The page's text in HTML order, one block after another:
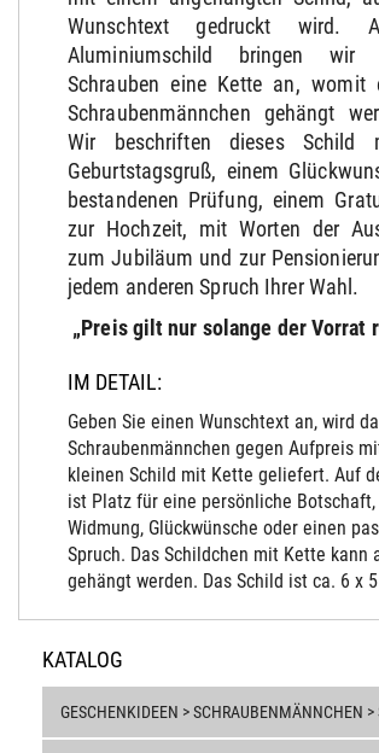
Wunschtext gedruckt wird.
Aluminiumschild bringen
Schrauben eine Kette an,
Schraubenmännchen gehängt
Wir beschriften dieses Schild
Geburtstagsgruß, einem
bestandenen Prüfung, einem
zur Hochzeit, mit Worten der
zum Jubiläum und zur
jedem anderen Spruch Ihrer Wahl.
„Preis gilt nur solange der Vorrat
IM DETAIL:
Geben Sie einen Wunschtext an, wird
Schraubenmännchen gegen Aufpreis
kleinen Schild mit Kette geliefert. Auf
ist Platz für eine persönliche Botschaft,
Widmung, Glückwünsche oder einen
Spruch. Das Schildchen mit Kette kann
gehängt werden. Das Schild ist ca. 6 x
KATALOG
GESCHENKIDEEN > SCHRAUBENMÄNNCHEN >